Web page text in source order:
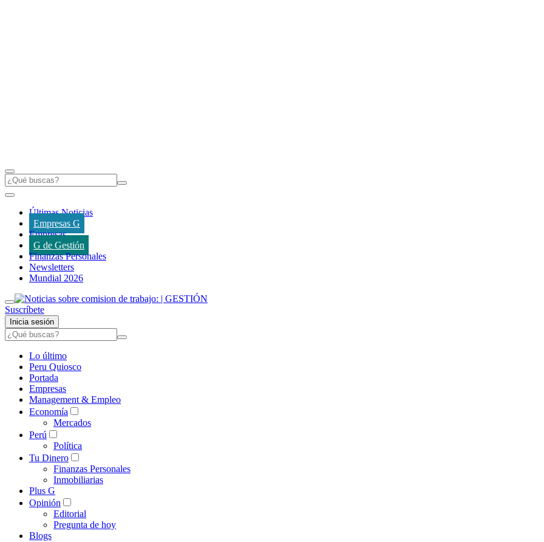
Últimas Noticias
Empresas G
Empresas
G de Gestión
Finanzas Personales
Newsletters
Mundial 2026
Suscríbete
Inicia sesión
Lo último
Peru Quiosco
Portada
Empresas
Management & Empleo
Economía
Mercados
Perú
Política
Tu Dinero
Finanzas Personales
Inmobiliarias
Plus G
Opinión
Editorial
Pregunta de hoy
Blogs